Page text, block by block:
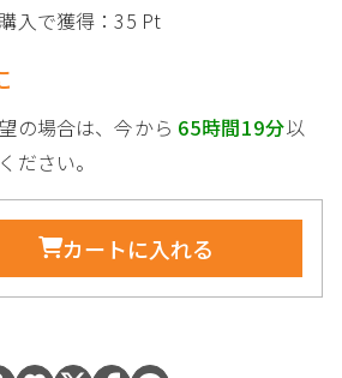
入で獲得：35 Pt
の場合は、今から 65時間19分以
ださい。
カートに入れる